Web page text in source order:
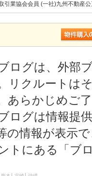
引業協会会員 (一社)九州不動産
ログは、外部
リクルートは
あらかじめご
ログは情報提
の情報が表示
トにある「ブ